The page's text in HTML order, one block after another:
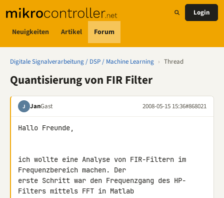
Neuigkeiten Artikel Forum
Login
Digitale Signalverarbeitung / DSP / Machine Learning › Thread
Quantisierung von FIR Filter
J JanGast 2008-05-15 15:36#868021
Hallo Freunde,
ich wollte eine Analyse von FIR-Filtern im
Frequenzbereich machen. Der
erste Schritt war den Frequenzgang des HP-
Filters mittels FFT in Matlab